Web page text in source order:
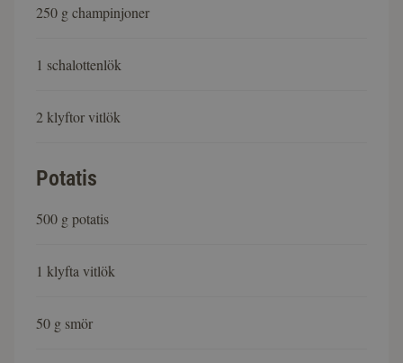
250 g champinjoner
1 schalottenlök
2 klyftor vitlök
Potatis
500 g potatis
1 klyfta vitlök
50 g smör